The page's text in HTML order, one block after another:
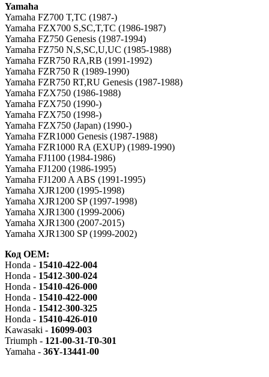
Yamaha
Yamaha FZ700 T,TC (1987-)
Yamaha FZX700 S,SC,T,TC (1986-1987)
Yamaha FZ750 Genesis (1987-1994)
Yamaha FZ750 N,S,SC,U,UC (1985-1988)
Yamaha FZR750 RA,RB (1991-1992)
Yamaha FZR750 R (1989-1990)
Yamaha FZR750 RT,RU Genesis (1987-1988)
Yamaha FZX750 (1986-1988)
Yamaha FZX750 (1990-)
Yamaha FZX750 (1998-)
Yamaha FZX750 (Japan) (1990-)
Yamaha FZR1000 Genesis (1987-1988)
Yamaha FZR1000 RA (EXUP) (1989-1990)
Yamaha FJ1100 (1984-1986)
Yamaha FJ1200 (1986-1995)
Yamaha FJ1200 A ABS (1991-1995)
Yamaha XJR1200 (1995-1998)
Yamaha XJR1200 SP (1997-1998)
Yamaha XJR1300 (1999-2006)
Yamaha XJR1300 (2007-2015)
Yamaha XJR1300 SP (1999-2002)
Код OEM:
Honda - 15410-422-004
Honda - 15412-300-024
Honda - 15410-426-000
Honda - 15410-422-000
Honda - 15412-300-325
Honda - 15410-426-010
Kawasaki - 16099-003
Triumph - 121-00-31-T0-301
Yamaha - 36Y-13441-00